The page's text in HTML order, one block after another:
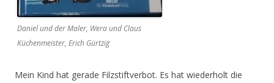
Daniel und der Maler, Wera und Claus
Küchenmeister, Erich Gürtzig
Mein Kind hat gerade Filzstiftverbot. Es hat wiederholt die